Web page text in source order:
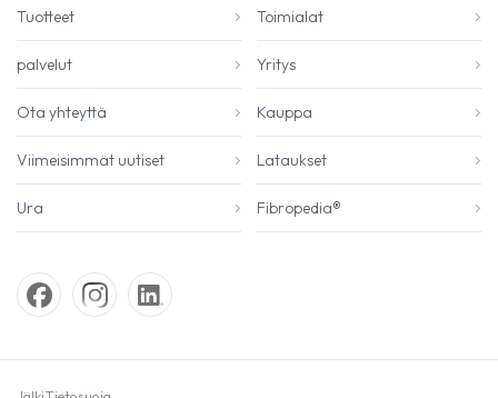
Tuotteet Toimialat
palvelut Yritys
Ota yhteyttä Kauppa
Viimeisimmät uutiset Lataukset
Ura Fibropedia®